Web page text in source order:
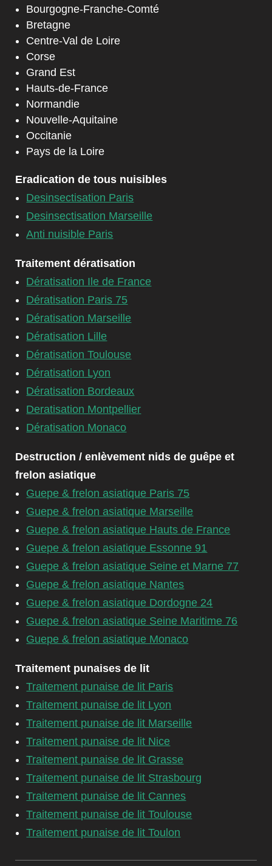
Bourgogne-Franche-Comté
Bretagne
Centre-Val de Loire
Corse
Grand Est
Hauts-de-France
Normandie
Nouvelle-Aquitaine
Occitanie
Pays de la Loire
Eradication de tous nuisibles
Desinsectisation Paris
Desinsectisation Marseille
Anti nuisible Paris
Traitement dératisation
Dératisation Ile de France
Dératisation Paris 75
Dératisation Marseille
Dératisation Lille
Dératisation Toulouse
Dératisation Lyon
Dératisation Bordeaux
Deratisation Montpellier
Dératisation Monaco
Destruction / enlèvement nids de guêpe et
frelon asiatique
Guepe & frelon asiatique Paris 75
Guepe & frelon asiatique Marseille
Guepe & frelon asiatique Hauts de France
Guepe & frelon asiatique Essonne 91
Guepe & frelon asiatique Seine et Marne 77
Guepe & frelon asiatique Nantes
Guepe & frelon asiatique Dordogne 24
Guepe & frelon asiatique Seine Maritime 76
Guepe & frelon asiatique Monaco
Traitement punaises de lit
Traitement punaise de lit Paris
Traitement punaise de lit Lyon
Traitement punaise de lit Marseille
Traitement punaise de lit Nice
Traitement punaise de lit Grasse
Traitement punaise de lit Strasbourg
Traitement punaise de lit Cannes
Traitement punaise de lit Toulouse
Traitement punaise de lit Toulon